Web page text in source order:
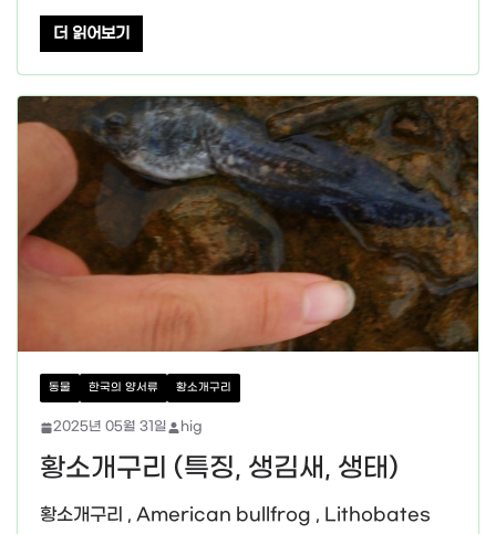
더 읽어보기
동물 한국의 양서류 황소개구리
2025년 05월 31일 hig
황소개구리 (특징, 생김새, 생태)
황소개구리 , American bullfrog , Lithobates